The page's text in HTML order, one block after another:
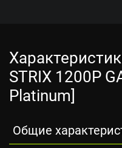
STRIX 1200P
Platinum]
Общие